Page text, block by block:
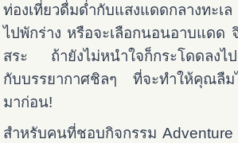
ท่องเที่ยวดื่มด่ำกับแสงแดดกลางทะเ
ไปพักร่าง หรือจะเลือกนอนอาบแดด
สระ ถ้ายังไม่หนำใจก็กระโดดลงไ
กับบรรยากาศชิลๆ ที่จะทำให้คุณลืมไ
มาก่อน!
สำหรับคนที่ชอบกิจกรรม